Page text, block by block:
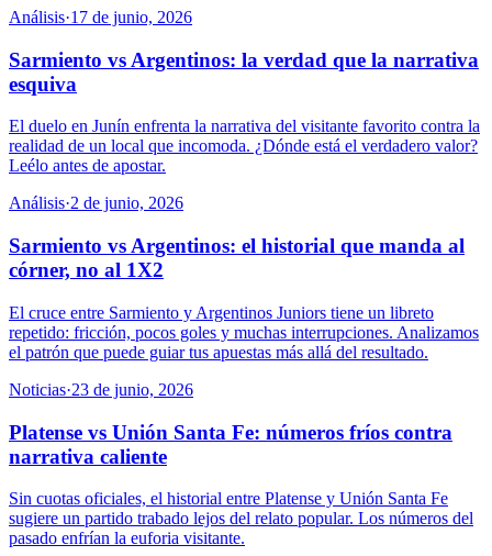
Análisis·17 de junio, 2026
Sarmiento vs Argentinos: la verdad que la narrativa
esquiva
El duelo en Junín enfrenta la narrativa del visitante favorito contra la
realidad de un local que incomoda. ¿Dónde está el verdadero valor?
Leélo antes de apostar.
Análisis·2 de junio, 2026
Sarmiento vs Argentinos: el historial que manda al
córner, no al 1X2
El cruce entre Sarmiento y Argentinos Juniors tiene un libreto
repetido: fricción, pocos goles y muchas interrupciones. Analizamos
el patrón que puede guiar tus apuestas más allá del resultado.
Noticias·23 de junio, 2026
Platense vs Unión Santa Fe: números fríos contra
narrativa caliente
Sin cuotas oficiales, el historial entre Platense y Unión Santa Fe
sugiere un partido trabado lejos del relato popular. Los números del
pasado enfrían la euforia visitante.